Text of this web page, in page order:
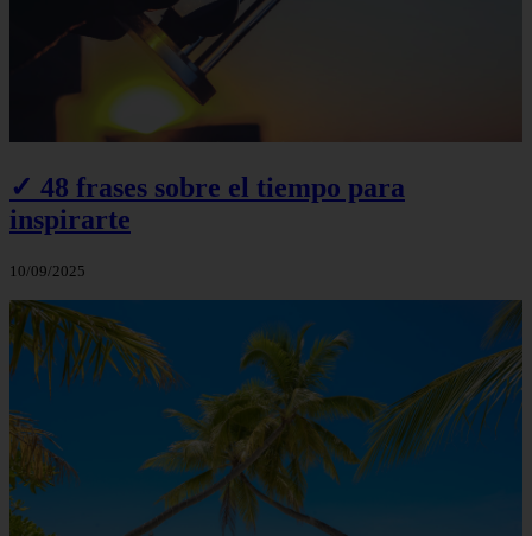
✓ 48 frases sobre el tiempo para
inspirarte
10/09/2025